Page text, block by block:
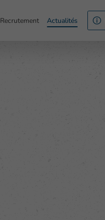
Recrutement Actualités